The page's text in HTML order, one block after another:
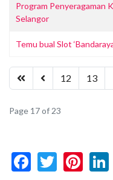
Program Penyeragaman
Selangor
Temu bual Slot
12 13
Page 17 of 23
Facebook